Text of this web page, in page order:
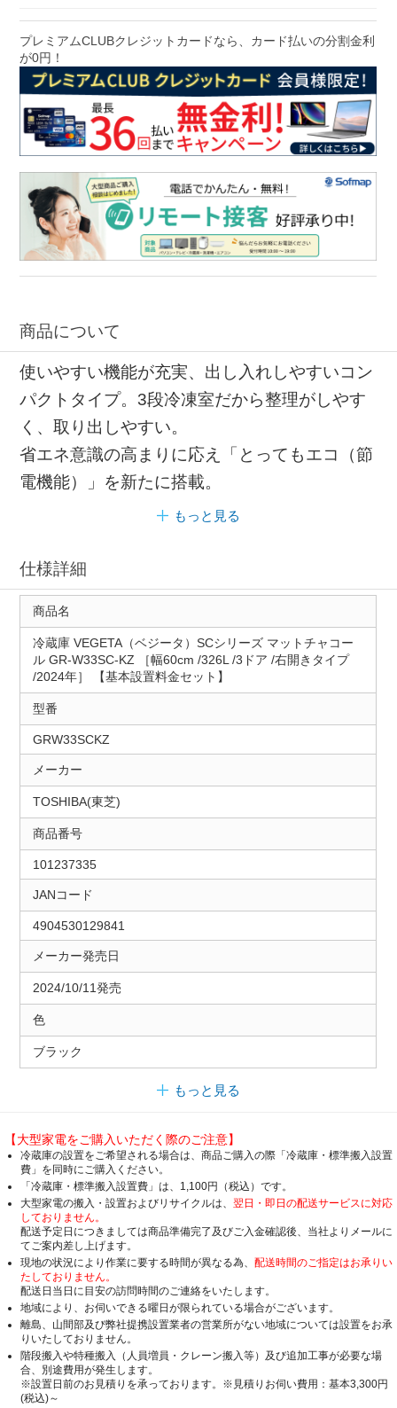
プレミアムCLUBクレジットカードなら、カード払いの分割金利
が0円！
商品について
使いやすい機能が充実、出し入れしやすいコン
パクトタイプ。3段冷凍室だから整理がしやす
く、取り出しやすい。
省エネ意識の高まりに応え「とってもエコ（節
電機能）」を新たに搭載。
もっと見る
仕様詳細
商品名
冷蔵庫 VEGETA（ベジータ）SCシリーズ マットチャコー
ル GR-W33SC-KZ ［幅60cm /326L /3ドア /右開きタイプ
/2024年］ 【基本設置料金セット】
型番
GRW33SCKZ
メーカー
TOSHIBA(東芝)
商品番号
101237335
JANコード
4904530129841
メーカー発売日
2024/10/11発売
色
ブラック
もっと見る
【大型家電をご購入いただく際のご注意】
冷蔵庫の設置をご希望される場合は、商品ご購入の際「冷蔵庫・標準搬入設置
費」を同時にご購入ください。
「冷蔵庫・標準搬入設置費」は、1,100円（税込）です。
大型家電の搬入・設置およびリサイクルは、 翌日・即日の配送サービスに対応
しておりません。
配送予定日につきましては商品準備完了及びご入金確認後、当社よりメールに
てご案内差し上げます。
現地の状況により作業に要する時間が異なる為、 配送時間のご指定はお承りい
たしておりません。
配送日当日に目安の訪問時間のご連絡をいたします。
地域により、お伺いできる曜日が限られている場合がございます。
離島、山間部及び弊社提携設置業者の営業所がない地域については設置をお承
りいたしておりません。
階段搬入や特種搬入（人員増員・クレーン搬入等）及び追加工事が必要な場
合、別途費用が発生します。
※設置日前のお見積りを承っております。※見積りお伺い費用：基本3,300円
(税込)～